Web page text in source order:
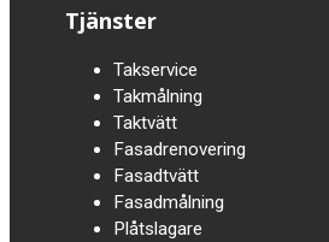
Tjänster
Takservice
Takmålning
Taktvätt
Fasadrenovering
Fasadtvätt
Fasadmålning
Plåtslagare